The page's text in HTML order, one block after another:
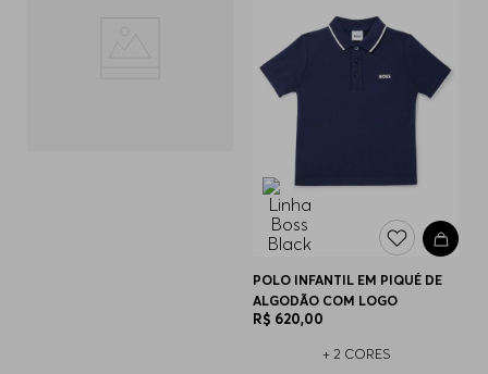
POLO INFANTIL EM PIQUÉ DE
ALGODÃO COM LOGO
R$ 620,00
+ 2 CORES